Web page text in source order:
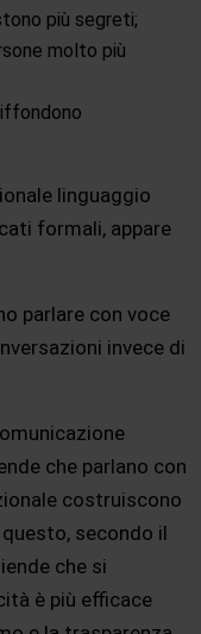
più segreti;
molto più
linguaggio
formali, appare
parlare con voce
invece di
che parlano con
costruiscono
secondo il
che si
è più efficace